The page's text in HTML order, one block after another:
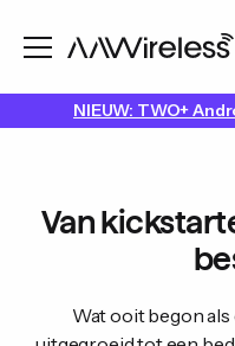
NIEUW: TWO+
Van
Wat ooit begon